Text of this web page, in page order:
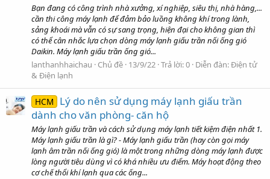
Bạn đang có công trình nhà xưởng, xí nghiệp, siêu thị, nhà hàng,...
cần thi công máy lạnh để đảm bảo luồng không khí trong lành,
sảng khoái mà vẫn có sự sang trọng, hiện đại cho không gian thì
có thể cân nhắc lựa chọn dòng máy lạnh giấu trần nối ống gió
Daikin. Máy lạnh giấu trần ống gió...
lanthanhhaichau
Chủ đề 13/9/22 Trả lời: 0 Diễn đàn:Điện tử
& Điện lạnh
HCM
Lý do nên sử dụng máy lạnh giấu trần
dành cho văn phòng- căn hộ
Máy lạnh giấu trần và cách sử dụng máy lạnh tiết kiệm điện nhất 1.
Máy lạnh giấu trần là gì? - Máy lạnh giấu trần (hay còn gọi máy
lạnh âm trần nối ống gió) là một trong những dòng máy lạnh được
lòng người tiêu dùng vì có khá nhiều ưu điểm. Máy hoạt động theo
cơ chế thổi khí lạnh qua các ống...